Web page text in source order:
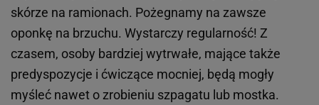
skórze na ramionach. Pożegnamy na zawsze
oponkę na brzuchu. Wystarczy regularność! Z
czasem, osoby bardziej wytrwałe, mające także
predyspozycje i ćwiczące mocniej, będą mogły
myśleć nawet o zrobieniu szpagatu lub mostka.